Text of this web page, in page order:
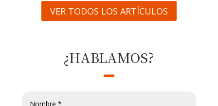
VER TODOS LOS ARTÍCULOS
¿HABLAMOS?